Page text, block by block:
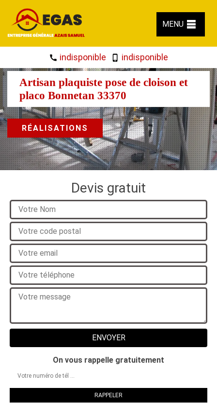
MENU
indisponible indisponible
Artisan plaquiste pose de cloison et
placo Bonnetan 33370
RÉALISATIONS
Devis gratuit
On vous rappelle gratuitement